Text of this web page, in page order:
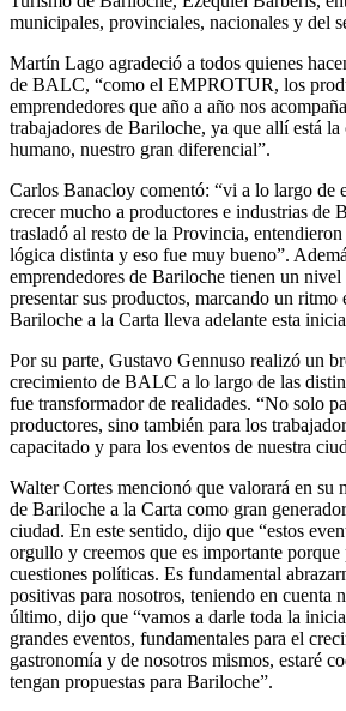
municipales, provinciales, nacionales y del
Martín Lago agradeció a todos quienes
de BALC, “como el EMPROTUR, los
emprendedores que año a año nos
trabajadores de Bariloche, ya que allí está
humano, nuestro gran diferencial”.
Carlos Banacloy comentó: “vi a lo largo de
crecer mucho a productores e industrias de
trasladó al resto de la Provincia,
lógica distinta y eso fue muy bueno”.
emprendedores de Bariloche tienen un
presentar sus productos, marcando un ritmo
Bariloche a la Carta lleva adelante esta
Por su parte, Gustavo Gennuso realizó un
crecimiento de BALC a lo largo de las
fue transformador de realidades. “No solo
productores, sino también para los
capacitado y para los eventos de nuestra
Walter Cortes mencionó que valorará en su
de Bariloche a la Carta como gran
ciudad. En este sentido, dijo que “estos
orgullo y creemos que es importante porque
cuestiones políticas. Es fundamental
positivas para nosotros, teniendo en cuenta
último, dijo que “vamos a darle toda la
grandes eventos, fundamentales para el
gastronomía y de nosotros mismos, estaré
tengan propuestas para Bariloche”.